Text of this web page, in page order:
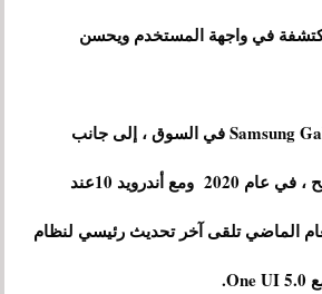
في واجهة المستخدم ويحسن
تم طرح Samsung Galaxy A71 5G في السوق ، إلى جانب
Galaxy A51 5G الناجح ، في عام 2020 ومع أندرويد 10عند
الماضي تلقى آخر تحديث رئيسي لنظام